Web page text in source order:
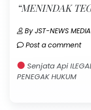
“MENINDAK
ByJST-NEWS MEDIA
Post a comment
Senjata Api
PENEGAK HUKUM